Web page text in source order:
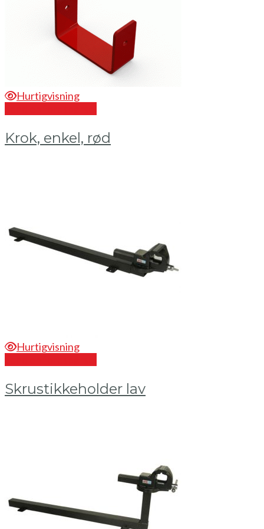
Hurtigvisning
Krok, enkel, rød
Hurtigvisning
Skrustikkeholder lav